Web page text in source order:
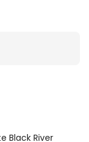
Black River